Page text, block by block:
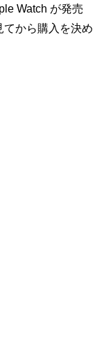
Watch が発売
てから購入を決め